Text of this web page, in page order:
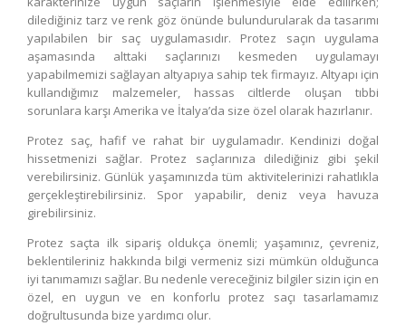
dilediğiniz tarz ve renk göz önünde bulundurularak da tasarımı
yapılabilen bir saç uygulamasıdır. Protez saçın uygulama
aşamasında alttaki saçlarınızı kesmeden uygulamayı
yapabilmemizi sağlayan altyapıya sahip tek firmayız. Altyapı için
kullandığımız malzemeler, hassas ciltlerde oluşan tıbbi
sorunlara karşı Amerika ve İtalya’da size özel olarak hazırlanır.
Protez saç, hafif ve rahat bir uygulamadır. Kendinizi doğal
hissetmenizi sağlar. Protez saçlarınıza dilediğiniz gibi şekil
verebilirsiniz. Günlük yaşamınızda tüm aktivitelerinizi rahatlıkla
gerçekleştirebilirsiniz. Spor yapabilir, deniz veya havuza
girebilirsiniz.
Protez saçta ilk sipariş oldukça önemli; yaşamınız, çevreniz,
beklentileriniz hakkında bilgi vermeniz sizi mümkün olduğunca
iyi tanımamızı sağlar. Bu nedenle vereceğiniz bilgiler sizin için en
özel, en uygun ve en konforlu protez saçı tasarlamamız
doğrultusunda bize yardımcı olur.